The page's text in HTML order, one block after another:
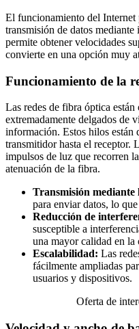
El funcionamiento del Internet
transmisión de datos
permite obtener velocidades
convierte en una opción muy
Funcionamiento de la
Las redes de fibra óptica
extremadamente delgados de
información. Estos hilos están
transmitidor hasta el receptor.
impulsos de luz que recorren
atenuación de la fibra.
Transmisión mediante
para enviar datos, lo
Reducción de
susceptible a
una mayor calidad en la
Escalabilidad: Las
fácilmente ampliadas
usuarios y dispositivos.
Oferta de